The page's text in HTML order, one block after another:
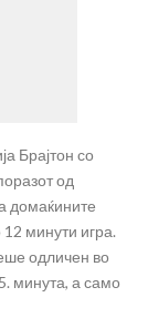
Брајтон со
од
домаќините
минути игра.
одличен во
минута, а само